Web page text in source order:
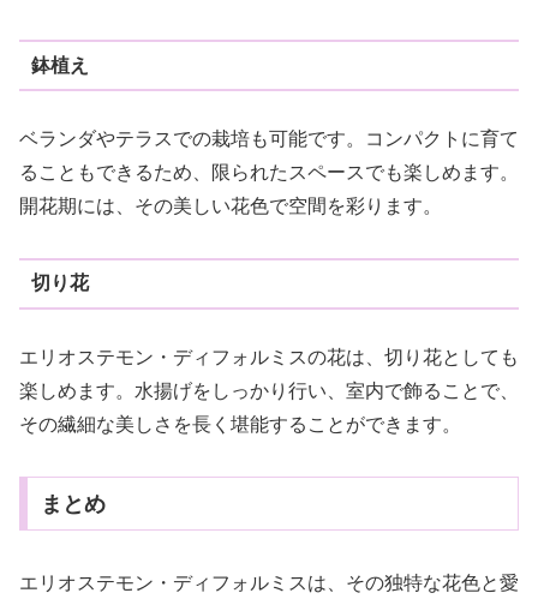
鉢植え
ベランダやテラスでの栽培も可能です。コンパクトに育て
ることもできるため、限られたスペースでも楽しめます。
開花期には、その美しい花色で空間を彩ります。
切り花
エリオステモン・ディフォルミスの花は、切り花としても
楽しめます。水揚げをしっかり行い、室内で飾ることで、
その繊細な美しさを長く堪能することができます。
まとめ
エリオステモン・ディフォルミスは、その独特な花色と愛